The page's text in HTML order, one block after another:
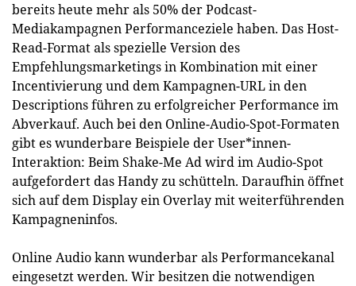
bereits heute mehr als 50% der Podcast-
Mediakampagnen Performanceziele haben. Das Host-
Read-Format als spezielle Version des
Empfehlungsmarketings in Kombination mit einer
Incentivierung und dem Kampagnen-URL in den
Descriptions führen zu erfolgreicher Performance im
Abverkauf. Auch bei den Online-Audio-Spot-Formaten
gibt es wunderbare Beispiele der User*innen-
Interaktion: Beim Shake-Me Ad wird im Audio-Spot
aufgefordert das Handy zu schütteln. Daraufhin öffnet
sich auf dem Display ein Overlay mit weiterführenden
Kampagneninfos.
Online Audio kann wunderbar als Performancekanal
eingesetzt werden. Wir besitzen die notwendigen